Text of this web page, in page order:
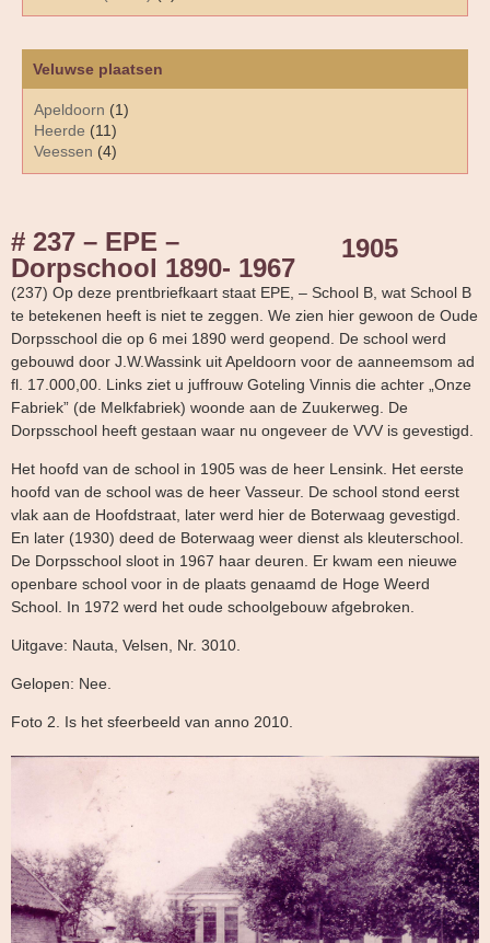
Veluwse plaatsen
Apeldoorn (1)
Heerde (11)
Veessen (4)
# 237 – EPE –
Dorpschool 1890- 1967
1905
(237) Op deze prentbriefkaart staat EPE, – School B, wat School B
te betekenen heeft is niet te zeggen. We zien hier gewoon de Oude
Dorpsschool die op 6 mei 1890 werd geopend. De school werd
gebouwd door J.W.Wassink uit Apeldoorn voor de aanneemsom ad
fl. 17.000,00. Links ziet u juffrouw Goteling Vinnis die achter „Onze
Fabriek” (de Melkfabriek) woonde aan de Zuukerweg. De
Dorpsschool heeft gestaan waar nu ongeveer de VVV is gevestigd.
Het hoofd van de school in 1905 was de heer Lensink. Het eerste
hoofd van de school was de heer Vasseur. De school stond eerst
vlak aan de Hoofdstraat, later werd hier de Boterwaag gevestigd.
En later (1930) deed de Boterwaag weer dienst als kleuterschool.
De Dorpsschool sloot in 1967 haar deuren. Er kwam een nieuwe
openbare school voor in de plaats genaamd de Hoge Weerd
School. In 1972 werd het oude schoolgebouw afgebroken.
Uitgave: Nauta, Velsen, Nr. 3010.
Gelopen: Nee.
Foto 2. Is het sfeerbeeld van anno 2010.